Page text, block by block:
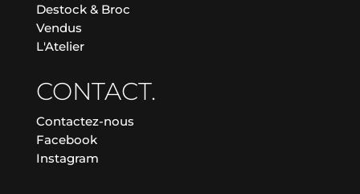
Destock & Broc
Vendus
L'Atelier
CONTACT.
Contactez-nous
Facebook
Instagram